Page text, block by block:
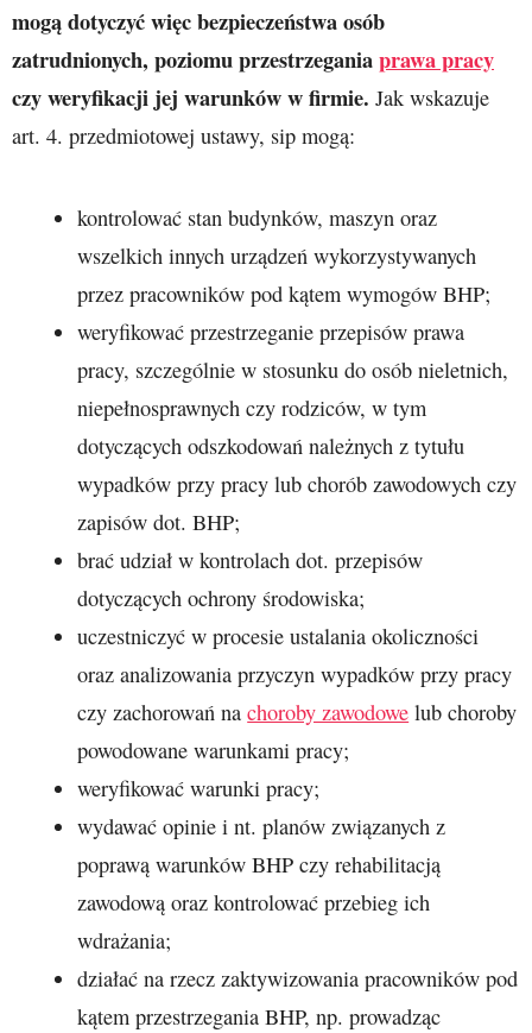
mogą dotyczyć więc bezpieczeństwa osób
zatrudnionych, poziomu przestrzeganiaprawa pracy
czy weryfikacji jej warunków w firmie. Jak wskazuje
art. 4. przedmiotowej ustawy, sip mogą:
kontrolować stan budynków, maszyn oraz
wszelkich innych urządzeń wykorzystywanych
przez pracowników pod kątem wymogów BHP;
weryfikować przestrzeganie przepisów prawa
pracy, szczególnie w stosunku do osób nieletnich,
niepełnosprawnych czy rodziców, w tym
dotyczących odszkodowań należnych z tytułu
wypadków przy pracy lub chorób zawodowych czy
zapisów dot. BHP;
brać udział w kontrolach dot. przepisów
dotyczących ochrony środowiska;
uczestniczyć w procesie ustalania okoliczności
oraz analizowania przyczyn wypadków przy pracy
czy zachorowań nachoroby zawodowe lub choroby
powodowane warunkami pracy;
weryfikować warunki pracy;
wydawać opinie i nt. planów związanych z
poprawą warunków BHP czy rehabilitacją
zawodową oraz kontrolować przebieg ich
wdrażania;
działać na rzecz zaktywizowania pracowników pod
kątem przestrzegania BHP, np. prowadząc